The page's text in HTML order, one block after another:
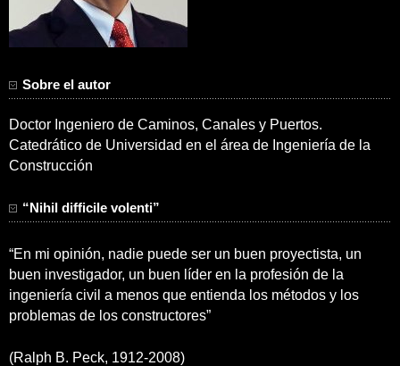
Sobre el autor
Doctor Ingeniero de Caminos, Canales y Puertos.
Catedrático de Universidad en el área de Ingeniería de la
Construcción
“Nihil difficile volenti”
“En mi opinión, nadie puede ser un buen proyectista, un
buen investigador, un buen líder en la profesión de la
ingeniería civil a menos que entienda los métodos y los
problemas de los constructores”
(Ralph B. Peck, 1912-2008)